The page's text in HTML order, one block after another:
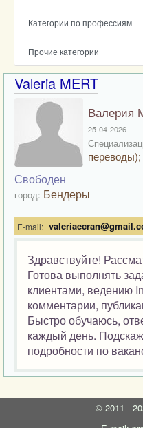
Категории по профессиям
Прочие категории
Valeria MERT
Валерия
25-04-2026
переводы);
Свободен
город: Бендеры
E-mail:
Здравствуйте!
Готова выполнять
клиентами, ведению
комментарии,
Быстро обучаюсь,
каждый день.
подробности по
© 2011 -